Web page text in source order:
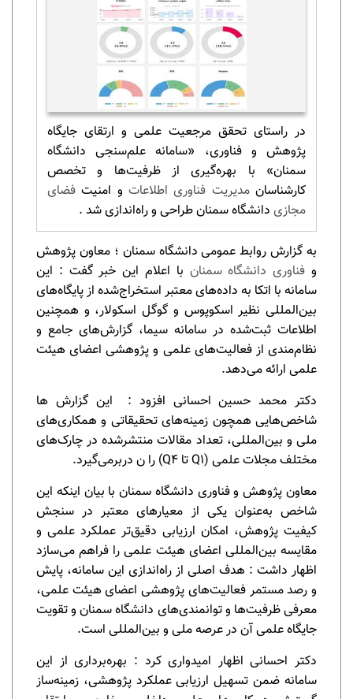
در راستای تحقق مرجعیت علمی و ارتقای جایگاه
پژوهش و فناوری، «سامانه علم‌سنجی دانشگاه
سمنان» با بهره‌گیری از ظرفیت‌ها و تخصص
کارشناسانمدیریت فناوری اطلاعات و امنیت فضای
مجازی دانشگاه سمنان طراحی و راه‌اندازی شد .
به گزارش روابط عمومی دانشگاه سمنان ؛ معاون پژوهش
و فناوری دانشگاه سمنان با اعلام این خبر گفت : این
سامانه با اتکا به داده‌های معتبر استخراج‌شده از پایگاه‌های
بین‌المللی نظیر اسکوپوس و گوگل اسکولار، و همچنین
اطلاعات ثبت‌شده در سامانه سیما، گزارش‌های جامع و
نظام‌مندی از فعالیت‌های علمی و پژوهشی اعضای هیئت
علمی ارائه می‌دهد.
دکتر محمد حسین احسانی افزود : این گزارش ها
شاخص‌هایی همچون زمینه‌های تحقیقاتی و همکاری‌های
ملی و بین‌المللی، تعداد مقالات منتشرشده در چارک‌های
مختلف مجلات علمی (Q1 تا Q4) را ن دربرمی‌گیرد.
معاون پژوهش و فناوری دانشگاه سمنان با بیان اینکه این
شاخص به‌عنوان یکی از معیارهای معتبر در سنجش
کیفیت پژوهش، امکان ارزیابی دقیق‌تر عملکرد علمی و
مقایسه بین‌المللی اعضای هیئت علمی را فراهم می‌سازد
اظهار داشت : هدف اصلی از راه‌اندازی این سامانه، پایش
و رصد مستمر فعالیت‌های پژوهشی اعضای هیئت علمی،
معرفی ظرفیت‌ها و توانمندی‌های دانشگاه سمنان و تقویت
جایگاه علمی آن در عرصه ملی و بین‌المللی است.
دکتر احسانی اظهار امیدواری کرد : بهره‌برداری از این
سامانه ضمن تسهیل ارزیابی عملکرد پژوهشی، زمینه‌ساز